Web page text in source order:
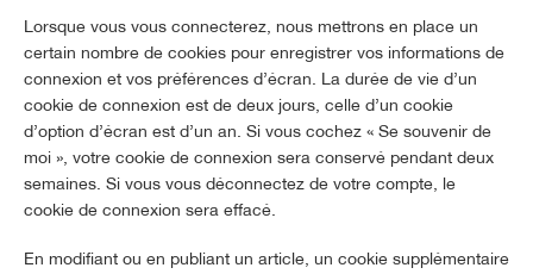
Lorsque vous vous connecterez, nous mettrons en place un
certain nombre de cookies pour enregistrer vos informations de
connexion et vos préférences d’écran. La durée de vie d’un
cookie de connexion est de deux jours, celle d’un cookie
d’option d’écran est d’un an. Si vous cochez « Se souvenir de
moi », votre cookie de connexion sera conservé pendant deux
semaines. Si vous vous déconnectez de votre compte, le
cookie de connexion sera effacé.
En modifiant ou en publiant un article, un cookie supplémentaire